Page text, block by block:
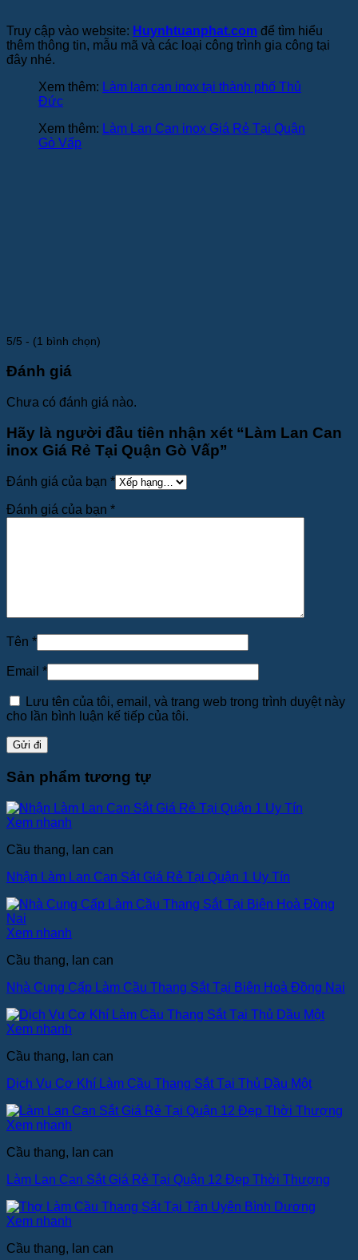
Truy cập vào website: Huynhtuanphat.com để tìm hiểu
thêm thông tin, mẫu mã và các loại công trình gia công tại
đây nhé.
Xem thêm: Làm lan can inox tại thành phố Thủ
Đức
Xem thêm: Làm Lan Can inox Giá Rẻ Tại Quận
Gò Vấp
5/5 - (1 bình chọn)
Đánh giá
Chưa có đánh giá nào.
Hãy là người đầu tiên nhận xét “Làm Lan Can
inox Giá Rẻ Tại Quận Gò Vấp”
Đánh giá của bạn *
Đánh giá của bạn *
Tên *
Email *
Lưu tên của tôi, email, và trang web trong trình duyệt này
cho lần bình luận kế tiếp của tôi.
Sản phẩm tương tự
Xem nhanh
Cầu thang, lan can
Nhận Làm Lan Can Sắt Giá Rẻ Tại Quận 1 Uy Tín
Xem nhanh
Cầu thang, lan can
Nhà Cung Cấp Làm Cầu Thang Sắt Tại Biên Hoà Đồng Nai
Xem nhanh
Cầu thang, lan can
Dịch Vụ Cơ Khí Làm Cầu Thang Sắt Tại Thủ Dầu Một
Xem nhanh
Cầu thang, lan can
Làm Lan Can Sắt Giá Rẻ Tại Quận 12 Đẹp Thời Thượng
Xem nhanh
Cầu thang, lan can